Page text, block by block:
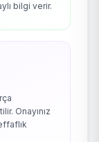
bilgi verir.
Onayınız